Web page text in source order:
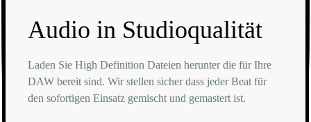
Audio in Studioqualität
Laden Sie High Definition Dateien herunter die für Ihre
DAW bereit sind. Wir stellen sicher dass jeder Beat für
den sofortigen Einsatz gemischt und gemastert ist.